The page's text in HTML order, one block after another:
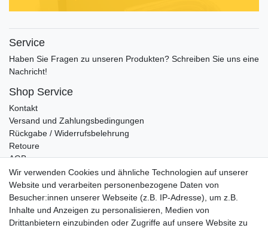
Service
Haben Sie Fragen zu unseren Produkten? Schreiben Sie uns eine
Nachricht!
Shop Service
Kontakt
Versand und Zahlungsbedingungen
Rückgabe / Widerrufsbelehrung
Retoure
AGB
Vertrag widerrufen
Informationen
Datenschutz
Impressum
Wir verwenden Cookies und ähnliche Technologien auf unserer
Website und verarbeiten personenbezogene Daten von
Besucher:innen unserer Webseite (z.B. IP-Adresse), um z.B.
Inhalte und Anzeigen zu personalisieren, Medien von
Drittanbietern einzubinden oder Zugriffe auf unsere Website zu